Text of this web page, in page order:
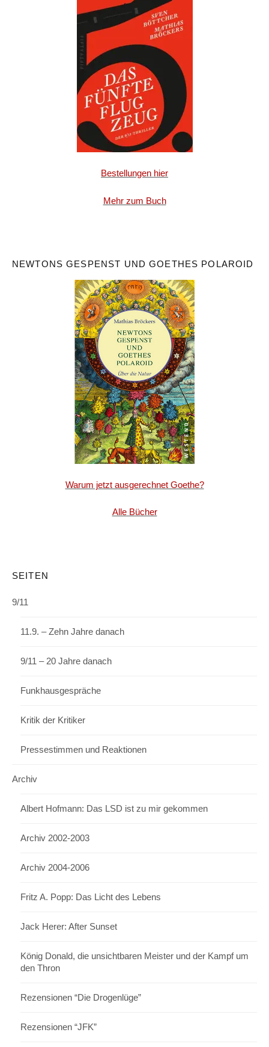
Bestellungen hier
Mehr zum Buch
NEWTONS GESPENST UND GOETHES POLAROID
Warum jetzt ausgerechnet Goethe?
Alle Bücher
SEITEN
9/11
11.9. – Zehn Jahre danach
9/11 – 20 Jahre danach
Funkhausgespräche
Kritik der Kritiker
Pressestimmen und Reaktionen
Archiv
Albert Hofmann: Das LSD ist zu mir gekommen
Archiv 2002-2003
Archiv 2004-2006
Fritz A. Popp: Das Licht des Lebens
Jack Herer: After Sunset
König Donald, die unsichtbaren Meister und der Kampf um
den Thron
Rezensionen “Die Drogenlüge”
Rezensionen “JFK”